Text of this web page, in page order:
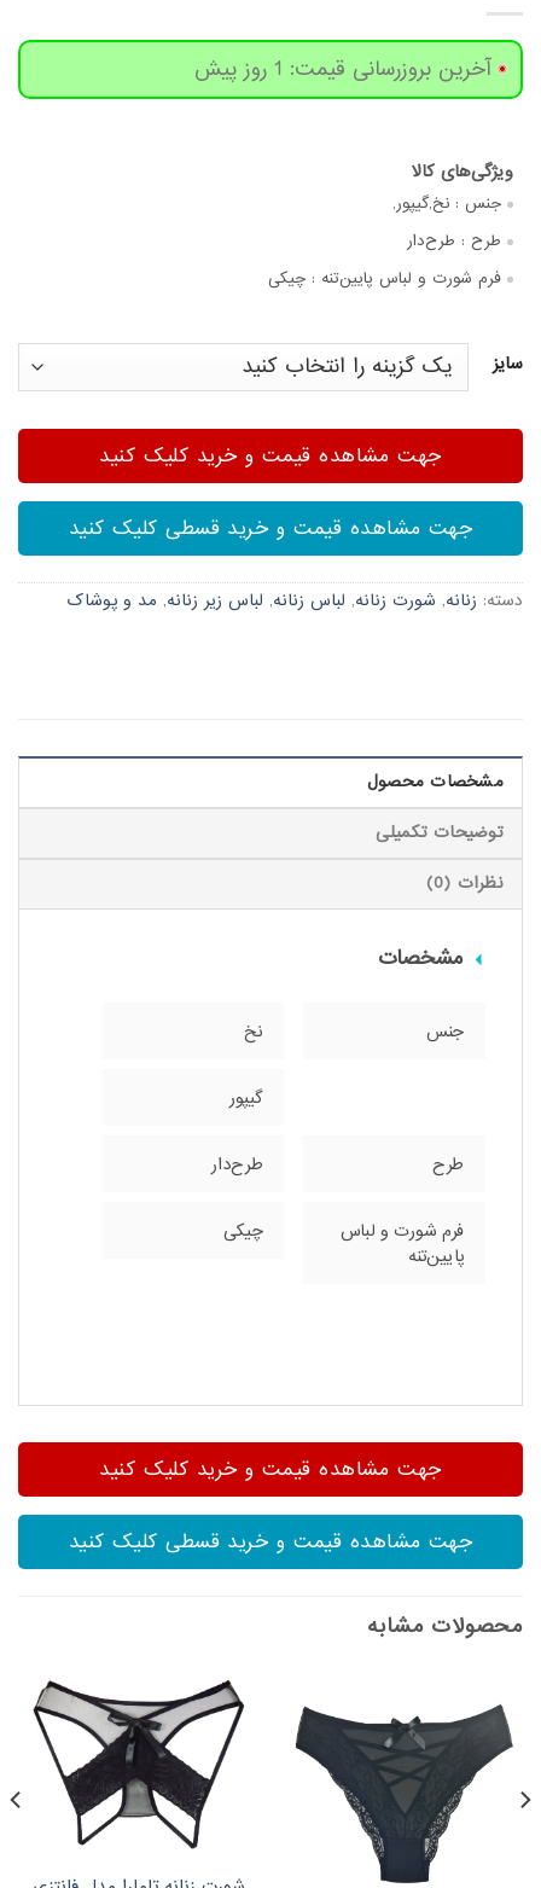
آخرین بروزرسانی قیمت: 1 روز پیش
جنس : نخ,گیپور,
طرح : طرح‌دار
فرم شورت و لباس پایین‌تنه : چیکی
سایز
جهت مشاهده قیمت و خرید کلیک کنید
جهت مشاهده قیمت و خرید قسطی کلیک کنید
دسته: زنانه, شورت زنانه, لباس زنانه, لباس زیر زنانه, مد و پوشاک
مشخصات محصول
توضیحات تکمیلی
نظرات (0)
مشخصات
جنس نخ
گیپور
طرح طرح‌دار
فرم شورت و لباس
پایین‌تنه
چیکی
جهت مشاهده قیمت و خرید کلیک کنید
جهت مشاهده قیمت و خرید قسطی کلیک کنید
محصولات مشابه